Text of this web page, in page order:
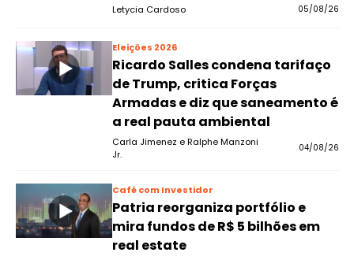
Letycia Cardoso 05/08/26
Eleições 2026
Ricardo Salles condena tarifaço
de Trump, critica Forças
Armadas e diz que saneamento é
a real pauta ambiental
Carla Jimenez e Ralphe Manzoni
Jr.
04/08/26
Café com Investidor
Patria reorganiza portfólio e
mira fundos de R$ 5 bilhões em
real estate